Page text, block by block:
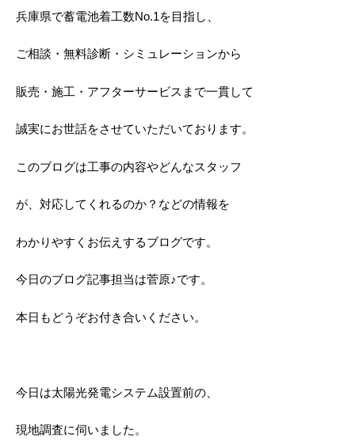
兵庫県で蓄電池着工数No.1を目指し、
ご相談・無料診断・シミュレーションから
販売・施工・アフターサービスまで一貫して
誠実にお世話をさせていただいております。
このブログは工事の内容やどんなスタッフ
が、対応してくれるのか？などの情報を
わかりやすくお伝えするブログです。
今日のブログ記事担当は菅原♪です。
本日もどうぞお付き合いください。
今日は太陽光発電システム設置前の、
現地調査に伺いました。